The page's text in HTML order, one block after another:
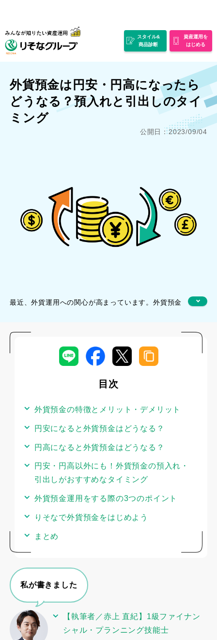
スタイル&
商品診断
資産運用を
はじめる
外貨預金は円安・円高になったら
どうなる？預入れと引出しのタイ
ミング
公開日：2023/09/04
最近、外貨運用への関心が高まっています。外貨預金
と思っている方もいるかもしれません。円安や円高に
なると、外貨預金にはどのような影響が出るのでしょ
本記事では、円安や円高が外貨預金に与える影響と、
外貨預金をはじめようと思っている方は、ぜひ参考に
目次
外貨預金の特徴とメリット・デメリット
円安になると外貨預金はどうなる？
円高になると外貨預金はどうなる？
円安・円高以外にも！外貨預金の預入れ・
引出しがおすすめなタイミング
外貨預金運用をする際の3つのポイント
りそなで外貨預金をはじめよう
まとめ
私が書きました
【執筆者／赤上 直紀】1級ファイナン
シャル・プランニング技能士